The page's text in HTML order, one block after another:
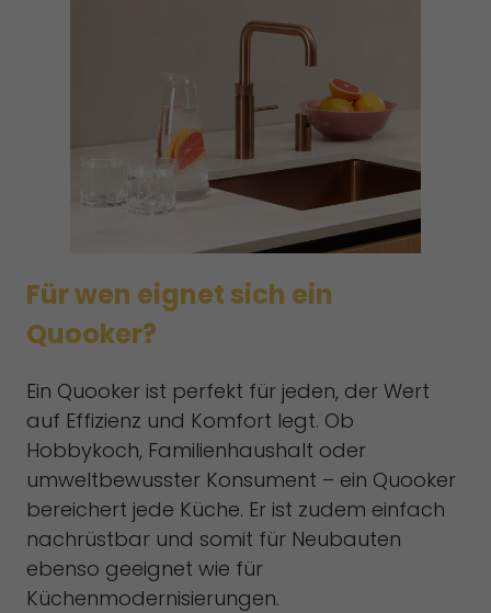
Für wen eignet sich ein
Quooker?
Ein Quooker ist perfekt für jeden, der Wert
auf Effizienz und Komfort legt. Ob
Hobbykoch, Familienhaushalt oder
umweltbewusster Konsument – ein Quooker
bereichert jede Küche. Er ist zudem einfach
nachrüstbar und somit für Neubauten
ebenso geeignet wie für
Küchenmodernisierungen.